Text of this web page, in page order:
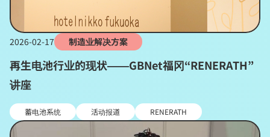
2026-02-17 制造业解决方案
再生电池行业的现状——GBNet福冈“RENERATH”
讲座
蓄电池系统 活动报道 RENERATH